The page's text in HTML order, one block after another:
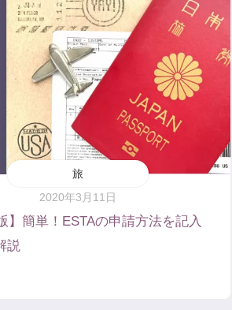
旅
2020年3月11日
】簡単！ESTAの申請方法を記入
説